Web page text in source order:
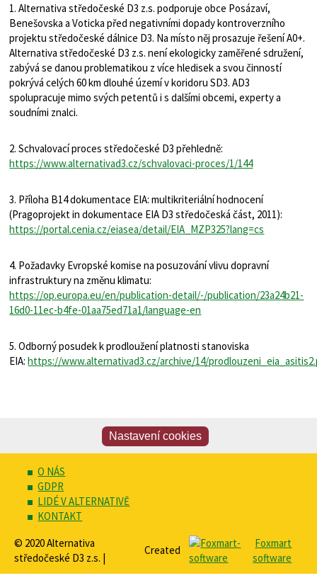
1. Alternativa středočeské D3 z.s. podporuje obce Posázaví,
Benešovska a Voticka před negativními dopady kontroverzního
projektu středočeské dálnice D3. Na místo něj prosazuje řešení A0+.
Alternativa středočeské D3 z.s. není ekologicky zaměřené sdružení,
zabývá se danou problematikou z více hledisek a svou činností
pokrývá celých 60 km dlouhé území v koridoru SD3. AD3
spolupracuje mimo svých petentů i s dalšími obcemi, experty a
soudními znalci.
2. Schvalovací proces středočeské D3 přehledně:
https://www.alternativad3.cz/schvalovaci-proces/1/144
3. Příloha B14 dokumentace EIA: multikriteriální hodnocení
(Pragoprojekt in dokumentace EIA D3 středočeská část, 2011):
https://portal.cenia.cz/eiasea/detail/EIA_MZP325?lang=cs
4. Požadavky Evropské komise na posuzování vlivu dopravní
infrastruktury na změnu klimatu:
https://op.europa.eu/en/publication-detail/-/publication/23a24b21-
16d0-11ec-b4fe-01aa75ed71a1/language-en
5. Odborný posudek k prodloužení platnosti stanoviska
EIA:https://www.alternativad3.cz/archive/14/
Nastavení cookies
O NÁS
GDPR
LIDÉ V ALTERNATIVĚ
KONTAKT
© 2020 Alternativa
středočeské D3 z.s. |
Created
Foxmart
software